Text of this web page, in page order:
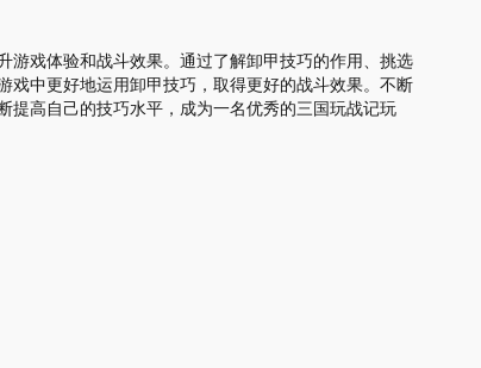
游戏体验和战斗效果。通过了解卸甲技巧的作用、挑选
戏中更好地运用卸甲技巧，取得更好的战斗效果。不断
提高自己的技巧水平，成为一名优秀的三国玩战记玩